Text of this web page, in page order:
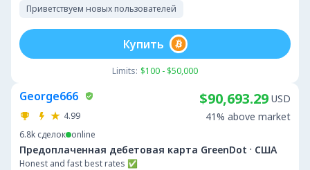
Приветствуем новых пользователей
Limits: $100 - $50,000
Купить
George666
4.99
6.8k сделок online
Предоплаченная дебетовая карта GreenDot · США
Honest and fast best rates ✅
$90,693.29 USD
41% above market